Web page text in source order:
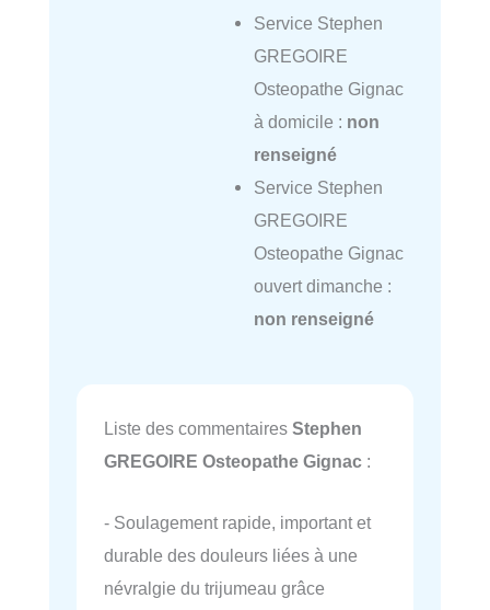
Service Stephen
GREGOIRE
Osteopathe Gignac
à domicile : non
renseigné
Service Stephen
GREGOIRE
Osteopathe Gignac
ouvert dimanche :
non renseigné
Liste des commentaires Stephen
GREGOIRE Osteopathe Gignac :
- Soulagement rapide, important et
durable des douleurs liées à une
névralgie du trijumeau grâce